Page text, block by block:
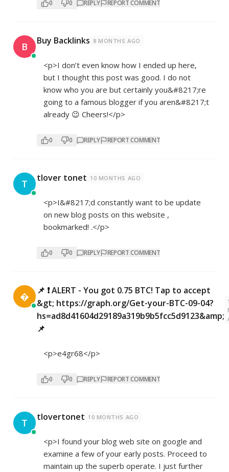
0 0 REPLY REPORT COMMENT
B Buy Backlinks 8 MONTHS AGO
<p>I don’t even know how I ended up here,
but I thought this post was good. I do not
know who you are but certainly you&#8217;re
going to a famous blogger if you aren&#8217;t
already 😉 Cheers!</p>
0 0 REPLY REPORT COMMENT
T tlover tonet 10 MONTHS AGO
<p>I&#8217;d constantly want to be update
on new blog posts on this website ,
bookmarked! .</p>
0 0 REPLY REPORT COMMENT

📌 ❗ ALERT - You got 0.75 BTC! Tap to accept
&gt; https://graph.org/Get-your-BTC-09-04?
hs=ad8d41604d29189a319b9b5fcc5d9123&amp;
📌
<p>e4gr68</p>
0 0 REPLY REPORT COMMENT
T tlovertonet 10 MONTHS AGO
<p>I found your blog web site on google and
examine a few of your early posts. Proceed to
maintain up the superb operate. I just further